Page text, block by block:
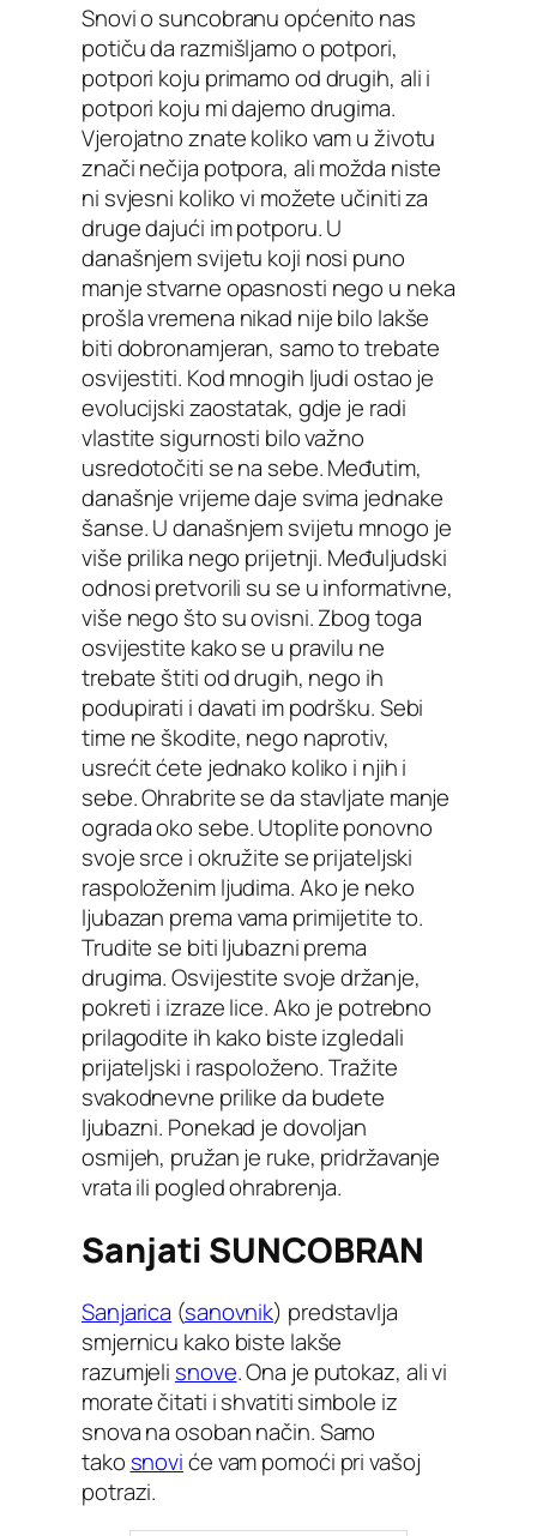
Snovi o suncobranu općenito nas
potiču da razmišljamo o potpori,
potpori koju primamo od drugih, ali i
potpori koju mi dajemo drugima.
Vjerojatno znate koliko vam u životu
znači nečija potpora, ali možda niste
ni svjesni koliko vi možete učiniti za
druge dajući im potporu. U
današnjem svijetu koji nosi puno
manje stvarne opasnosti nego u neka
prošla vremena nikad nije bilo lakše
biti dobronamjeran, samo to trebate
osvijestiti. Kod mnogih ljudi ostao je
evolucijski zaostatak, gdje je radi
vlastite sigurnosti bilo važno
usredotočiti se na sebe. Međutim,
današnje vrijeme daje svima jednake
šanse. U današnjem svijetu mnogo je
više prilika nego prijetnji. Međuljudski
odnosi pretvorili su se u informativne,
više nego što su ovisni. Zbog toga
osvijestite kako se u pravilu ne
trebate štiti od drugih, nego ih
podupirati i davati im podršku. Sebi
time ne škodite, nego naprotiv,
usrećit ćete jednako koliko i njih i
sebe. Ohrabrite se da stavljate manje
ograda oko sebe. Utoplite ponovno
svoje srce i okružite se prijateljski
raspoloženim ljudima. Ako je neko
ljubazan prema vama primijetite to.
Trudite se biti ljubazni prema
drugima. Osvijestite svoje držanje,
pokreti i izraze lice. Ako je potrebno
prilagodite ih kako biste izgledali
prijateljski i raspoloženo. Tražite
svakodnevne prilike da budete
ljubazni. Ponekad je dovoljan
osmijeh, pružan je ruke, pridržavanje
vrata ili pogled ohrabrenja.
Sanjati SUNCOBRAN
Sanjarica (sanovnik) predstavlja
smjernicu kako biste lakše
razumjeli snove. Ona je putokaz, ali vi
morate čitati i shvatiti simbole iz
snova na osoban način. Samo
tako snoviće vam pomoći pri vašoj
potrazi.